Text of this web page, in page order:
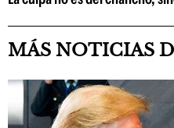
MÁS NOTICIAS